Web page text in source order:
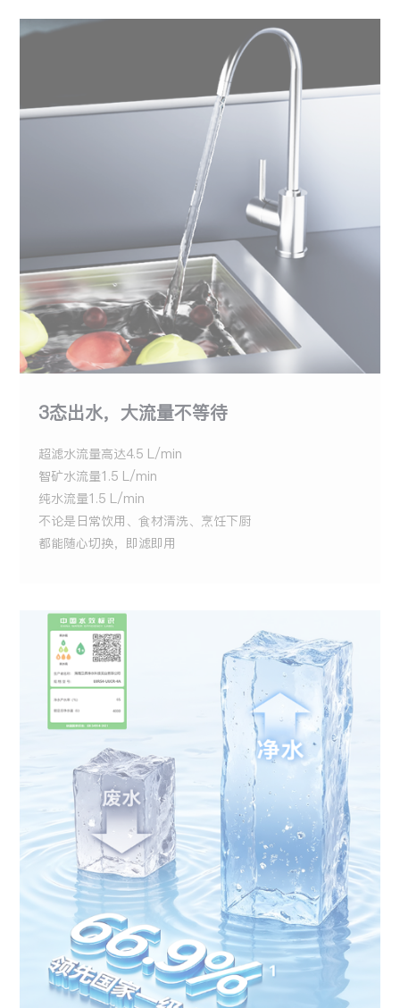
3态出水，大流量不等待
超滤水流量高达4.5 L/min
智矿水流量1.5 L/min
纯水流量1.5 L/min
不论是日常饮用、食材清洗、烹饪下厨
都能随心切换，即滤即用